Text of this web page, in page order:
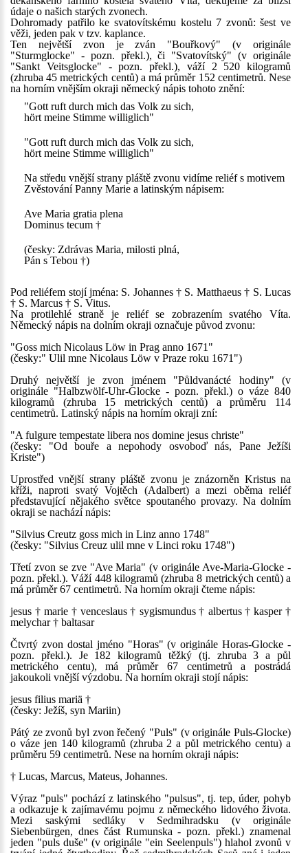
údaje o našich starých zvonech.
Dohromady patřilo ke svatovítskému kostelu 7 zvonů: šest ve
věži, jeden pak v tzv. kaplance.
Ten největší zvon je zván "Bouřkový" (v originále
"Sturmglocke" - pozn. překl.), či "Svatovítský" (v originále
"Sankt Veitsglocke" - pozn. překl.), váží 2 520 kilogramů
(zhruba 45 metrických centů) a má průměr 152 centimetrů. Nese
na horním vnějším okraji německý nápis tohoto znění:
"Gott ruft durch mich das Volk zu sich,
hört meine Stimme williglich"
"Gott ruft durch mich das Volk zu sich,
hört meine Stimme williglich"
Na středu vnější strany pláště zvonu vidíme reliéf s motivem
Zvěstování Panny Marie a latinským nápisem:
Ave Maria gratia plena
Dominus tecum †
(česky: Zdrávas Maria, milosti plná,
Pán s Tebou †)
Pod reliéfem stojí jména: S. Johannes † S. Matthaeus † S. Lucas
† S. Marcus † S. Vitus.
Na protilehlé straně je reliéf se zobrazením svatého Víta.
Německý nápis na dolním okraji označuje původ zvonu:
"Goss mich Nicolaus Löw in Prag anno 1671"
(česky:" Ulil mne Nicolaus Löw v Praze roku 1671")
Druhý největší je zvon jménem "Půldvanácté hodiny" (v
originále "Halbzwölf-Uhr-Glocke - pozn. překl.) o váze 840
kilogramů (zhruba 15 metrických centů) a průměru 114
centimetrů. Latinský nápis na horním okraji zní:
"A fulgure tempestate libera nos domine jesus christe"
(česky: "Od bouře a nepohody osvoboď nás, Pane Ježíši
Kriste")
Uprostřed vnější strany pláště zvonu je znázorněn Kristus na
kříži, naproti svatý Vojtěch (Adalbert) a mezi oběma reliéf
představující nějakého světce spoutaného provazy. Na dolním
okraji se nachází nápis:
"Silvius Creutz goss mich in Linz anno 1748"
(česky: "Silvius Creuz ulil mne v Linci roku 1748")
Třetí zvon se zve "Ave Maria" (v originále Ave-Maria-Glocke -
pozn. překl.). Váží 448 kilogramů (zhruba 8 metrických centů) a
má průměr 67 centimetrů. Na horním okraji čteme nápis:
jesus † marie † venceslaus † sygismundus † albertus † kasper †
melychar † baltasar
Čtvrtý zvon dostal jméno "Horas" (v originále Horas-Glocke -
pozn. překl.). Je 182 kilogramů těžký (tj. zhruba 3 a půl
metrického centu), má průměr 67 centimetrů a postrádá
jakoukoli vnější výzdobu. Na horním okraji stojí nápis:
jesus filius mariä †
(česky: Ježíš, syn Mariin)
Pátý ze zvonů byl zvon řečený "Puls" (v originále Puls-Glocke)
o váze jen 140 kilogramů (zhruba 2 a půl metrického centu) a
průměru 59 centimetrů. Nese na horním okraji nápis:
† Lucas, Marcus, Mateus, Johannes.
Výraz "puls" pochází z latinského "pulsus", tj. tep, úder, pohyb
a odkazuje k zajímavému pojmu z německého lidového života.
Mezi saskými sedláky v Sedmihradsku (v originále
Siebenbürgen, dnes část Rumunska - pozn. překl.) znamenal
jeden "puls duše" (v originále "ein Seelenpuls") hlahol zvonů v